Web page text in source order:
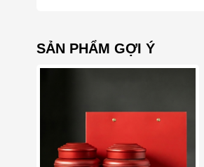
SẢN PHẨM GỢI Ý
Add to wishlist